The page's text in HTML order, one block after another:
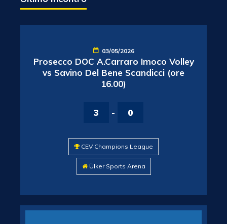
03/05/2026
Prosecco DOC A.Carraro Imoco Volley
vs Savino Del Bene Scandicci (ore
16.00)
3 - 0
CEV Champions League
Ülker Sports Arena